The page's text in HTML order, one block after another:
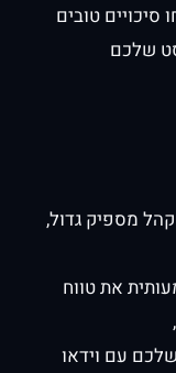
סיכויים טובים
שלכם
מספיק גדול,
את טווח
עם וידאו